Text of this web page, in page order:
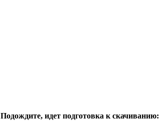
Подождите, идет подготовка к скачиванию: